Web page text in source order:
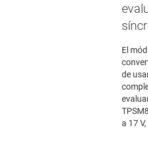
El
de
a 17